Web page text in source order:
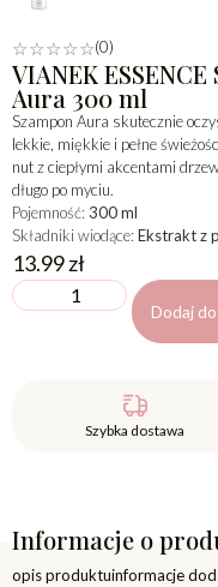
☆☆☆☆☆(0)
VIANEK
Aura 300 ml
Szampon Aura skutecznie
lekkie, miękkie i pełne
nut z ciepłymi akcentami
długo po myciu.
Pojemność: 300 ml
Składniki wiodące: Ekstrakt z
13.99zł
Dodaj
Szybka dostawa
Informacje o
opis produktuinformacje